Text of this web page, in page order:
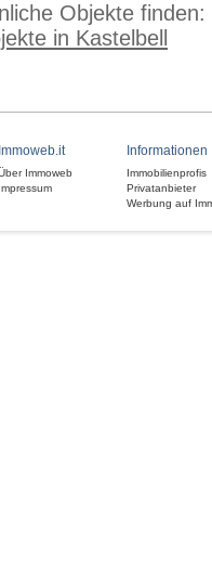
Objekte finden:
in Kastelbell
Immoweb.it
Immoweb
Impressum
Informationen
Immobilienprofis
Privatanbieter
Werbung auf